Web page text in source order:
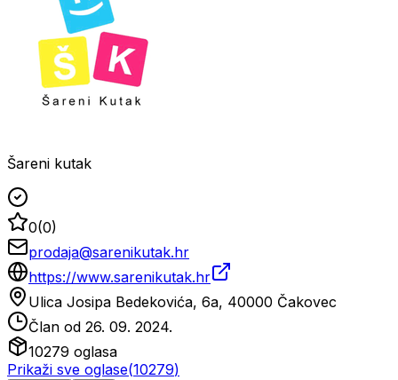
Šareni kutak
0(0)
prodaja@sarenikutak.hr
https://www.sarenikutak.hr
Ulica Josipa Bedekovića, 6a, 40000 Čakovec
Član od 26. 09. 2024.
10279 oglasa
Prikaži sve oglase(10279)